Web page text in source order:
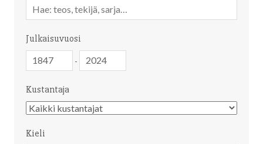
sanahaku
Julkaisuvuosi
-
Kustantaja
Kustantaja
Kieli